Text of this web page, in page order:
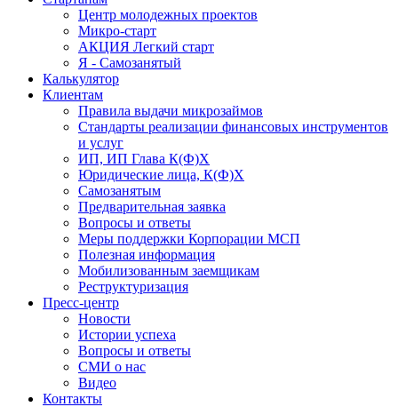
Центр молодежных проектов
Микро-старт
АКЦИЯ Легкий старт
Я - Самозанятый
Калькулятор
Клиентам
Правила выдачи микрозаймов
Стандарты реализации финансовых инструментов
и услуг
ИП, ИП Глава К(Ф)Х
Юридические лица, К(Ф)Х
Самозанятым
Предварительная заявка
Вопросы и ответы
Меры поддержки Корпорации МСП
Полезная информация
Мобилизованным заемщикам
Реструктуризация
Пресс-центр
Новости
Истории успеха
Вопросы и ответы
СМИ о нас
Видео
Контакты